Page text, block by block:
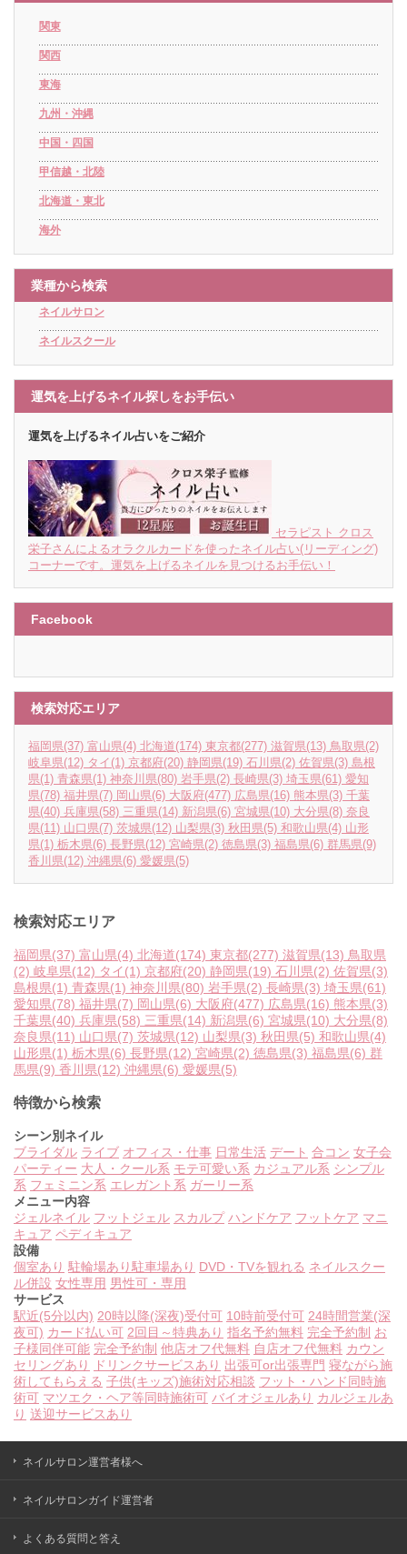
関東
関西
東海
九州・沖縄
中国・四国
甲信越・北陸
北海道・東北
海外
業種から検索
ネイルサロン
ネイルスクール
運気を上げるネイル探しをお手伝い
運気を上げるネイル占いをご紹介
セラピスト クロス
栄子さんによるオラクルカードを使ったネイル占い(リーディング)
コーナーです。運気を上げるネイルを見つけるお手伝い！
Facebook
検索対応エリア
福岡県(37) 富山県(4) 北海道(174) 東京都(277) 滋賀県(13) 鳥取県(2)
岐阜県(12) タイ (1) 京都府(20) 静岡県(19) 石川県(2) 佐賀県(3) 島根
県(1) 青森県(1) 神奈川県(80) 岩手県(2) 長崎県(3) 埼玉県(61) 愛知
県(78) 福井県(7) 岡山県(6) 大阪府(477) 広島県(16) 熊本県(3) 千葉
県(40) 兵庫県(58) 三重県(14) 新潟県(6) 宮城県(10) 大分県(8) 奈良
県(11) 山口県(7) 茨城県(12) 山梨県(3) 秋田県(5) 和歌山県(4) 山形
県(1) 栃木県(6) 長野県(12) 宮崎県(2) 徳島県(3) 福島県(6) 群馬県(9)
香川県(12) 沖縄県(6) 愛媛県(5)
検索対応エリア
福岡県(37) 富山県(4) 北海道(174) 東京都(277) 滋賀県(13) 鳥取県
(2) 岐阜県(12) タイ(1) 京都府(20) 静岡県(19) 石川県(2) 佐賀県(3)
島根県(1) 青森県(1) 神奈川県(80) 岩手県(2) 長崎県(3) 埼玉県(61)
愛知県(78) 福井県(7) 岡山県(6) 大阪府(477) 広島県(16) 熊本県(3)
千葉県(40) 兵庫県(58) 三重県(14) 新潟県(6) 宮城県(10) 大分県(8)
奈良県(11) 山口県(7) 茨城県(12) 山梨県(3) 秋田県(5) 和歌山県(4)
山形県(1) 栃木県(6) 長野県(12) 宮崎県(2) 徳島県(3) 福島県(6) 群
馬県(9) 香川県(12) 沖縄県(6) 愛媛県(5)
特徴から検索
シーン別ネイル
ブライダル ライブ オフィス・仕事 日常生活 デート 合コン 女子会
パーティー 大人・クール系 モテ可愛い系 カジュアル系 シンプル
系 フェミニン系 エレガント系 ガーリー系
メニュー内容
ジェルネイル フットジェル スカルプ ハンドケア フットケア マニ
キュア ペディキュア
設備
個室あり 駐輪場あり駐車場あり DVD・TVを観れる ネイルスクー
ル併設 女性専用 男性可・専用
サービス
駅近(5分以内) 20時以降(深夜)受付可 10時前受付可 24時間営業(深
夜可) カード払い可 2回目～特典あり 指名予約無料 完全予約制 お
子様同伴可能 完全予約制 他店オフ代無料 自店オフ代無料 カウン
セリングあり
ドリンクサービスあり 出張可or出張専門 寝ながら施
術してもらえる 子供(キッズ)施術対応相談 フット・ハンド同時施
術可 マツエク・ヘア等同時施術可 バイオジェルあり カルジェルあ
り 送迎サービスあり
ネイルサロン運営者様へ
ネイルサロンガイド運営者
よくある質問と答え